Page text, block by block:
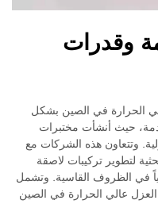
وقدرات
الحرارة في الصين بشكل
حيث أنشأت مختبرات
وتتعاون هذه الشركات مع
لتطوير تركيبات لاصقة
في الظروف القاسية. وتشمل
عالي الحرارة في الصين